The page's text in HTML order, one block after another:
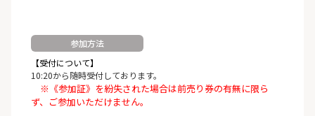
参加方法
【受付について】
10:20から随時受付しております。
※《参加証》を紛失された場合は前売り券の有無に限ら
ず、ご参加いただけません。